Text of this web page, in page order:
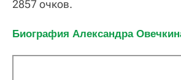
2857 очков.
Биография Александра